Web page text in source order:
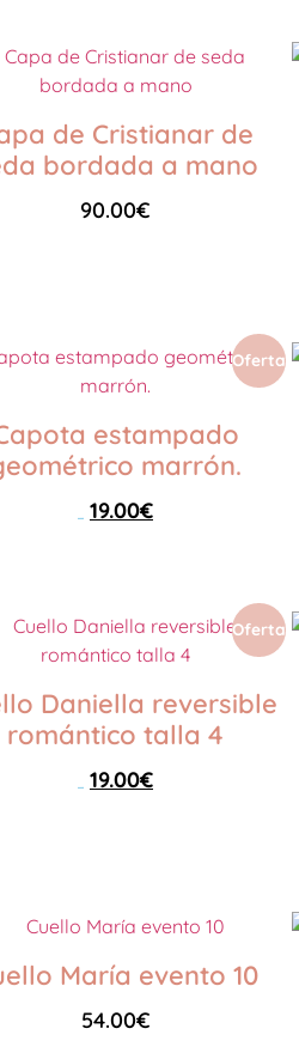
de Cristianar de
bordada a mano
90.00€
Oferta
estampado
marrón.
19.00€
Oferta
Daniella reversible
romántico talla 4
19.00€
María evento 10
54.00€